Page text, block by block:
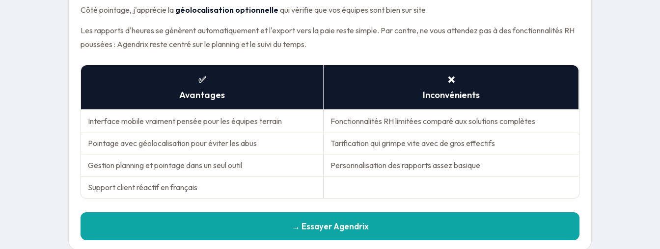
Côté pointage, j'apprécie la géolocalisation optionnelle qui vérifie que vos équipes sont bien sur site.
Les rapports d'heures se génèrent automatiquement et l'export vers la paie reste simple. Par contre, ne vous attendez pas à des fonctionnalités RH
poussées : Agendrix reste centré sur le planning et le suivi du temps.
✅
Avantages
❌
Inconvénients
Interface mobile vraiment pensée pour les équipes terrain Fonctionnalités RH limitées comparé aux solutions complètes
Pointage avec géolocalisation pour éviter les abus Tarification qui grimpe vite avec de gros effectifs
Gestion planning et pointage dans un seul outil Personnalisation des rapports assez basique
Support client réactif en français
→ Essayer Agendrix